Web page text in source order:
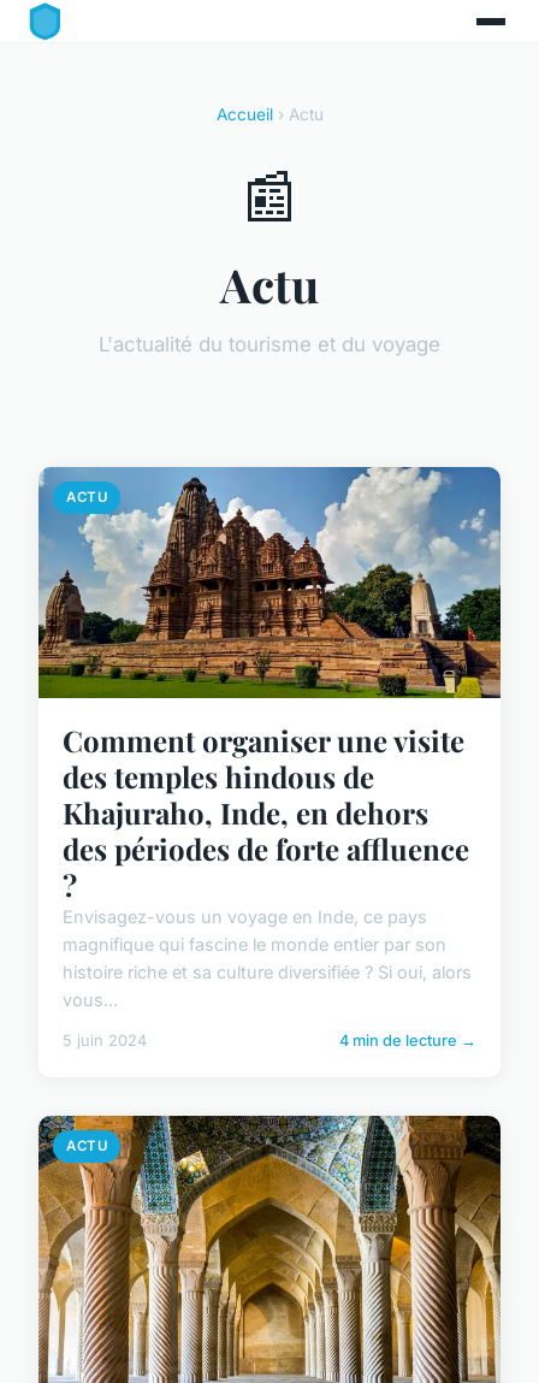
Accueil› Actu
📰
Actu
L'actualité du tourisme et du voyage
ACTU
Comment organiser une visite
des temples hindous de
Khajuraho, Inde, en dehors
des périodes de forte affluence
?
Envisagez-vous un voyage en Inde, ce pays
magnifique qui fascine le monde entier par son
histoire riche et sa culture diversifiée ? Si oui, alors
vous...
5 juin 2024 4 min de lecture →
ACTU